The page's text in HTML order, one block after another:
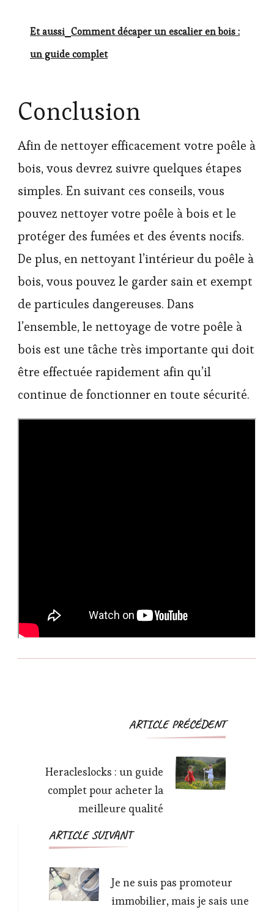
Et aussi Comment décaper un escalier en bois :
un guide complet
Conclusion
Afin de nettoyer efficacement votre poêle à
bois, vous devrez suivre quelques étapes
simples. En suivant ces conseils, vous
pouvez nettoyer votre poêle à bois et le
protéger des fumées et des évents nocifs.
De plus, en nettoyant l’intérieur du poêle à
bois, vous pouvez le garder sain et exempt
de particules dangereuses. Dans
l’ensemble, le nettoyage de votre poêle à
bois est une tâche très importante qui doit
être effectuée rapidement afin qu’il
continue de fonctionner en toute sécurité.
Navigation
ARTICLE PRÉCÉDENT
Heracleslocks : un guide
complet pour acheter la
meilleure qualité
ARTICLE SUIVANT
Je ne suis pas promoteur
immobilier, mais je sais une